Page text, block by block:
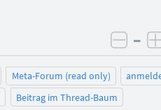
–
Meta-Forum (read only)
Beitrag im Thread-Baum